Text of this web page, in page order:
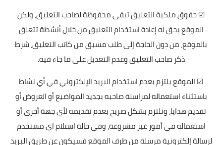
☑ حقوق ملكية التعليق تبقى محفوظة لصاحب التعليق، ولكن
الموقع يحق له إعادة استخدام التعليق من خلال أنشطة تتعلق
بالموقع، من دون الحاجة إلى طلب مسبق من كاتب التعليق، شرط
ذكر صاحب التعليق وعدم التعديل على ما جاء فيه.
☑ الموقع يلتزم بعدم استخدام البريد الإلكتروني في أي نشاط
باستثناء استعماله لمراسلة صاحبه بجديد المواضيع أو العروض أو
تقديم هدايا، ونلتزم بشكل صريح بعدم تقديمه لأي جهة أخرى أو
استعماله في أمور غير مشروعة، وفي حالة استلام اي مستخدم
لرسالة إلكترونية مرسلة من طرف الموقع فسيكون عن طريق البريد